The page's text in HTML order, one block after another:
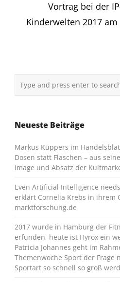
Vortrag bei der
Kinderwelten 2017
Neueste Beiträge
Markus Küppers im
Dosen statt Flaschen – aus
Image und Absatz der
Even Artificial Intelligence
erklärt Cornelia Krebs in ihrem
marktforschung.de
2017 wurde in Hamburg der
erfunden, heute ist Hyrox ein
Patricia Johannes geht im
Themenwoche Sport der Frage
Sportart so schnell so groß